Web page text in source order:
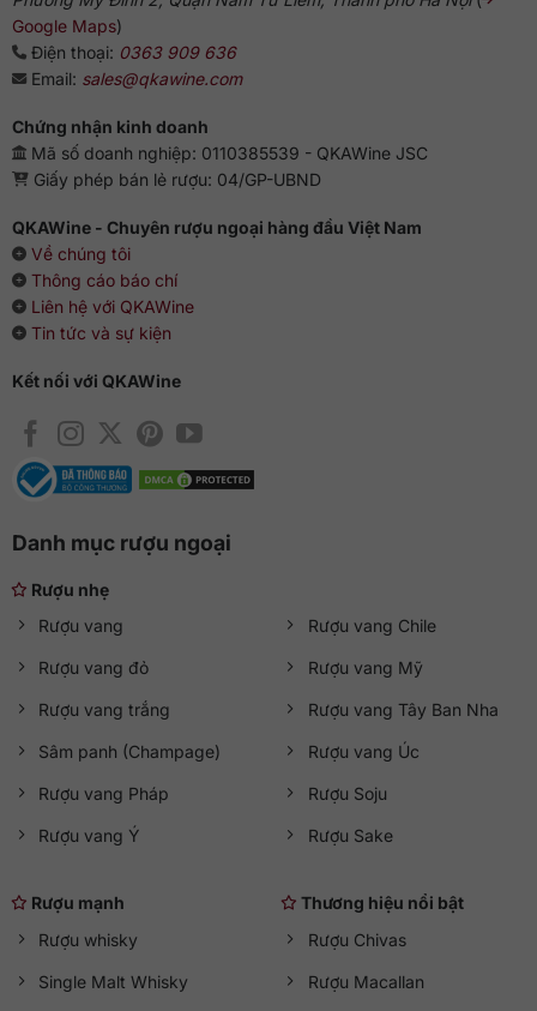
Google Maps)
Điện thoại: 0363 909 636
Email: sales@qkawine.com
Chứng nhận kinh doanh
Mã số doanh nghiệp: 0110385539 - QKAWine JSC
Giấy phép bán lẻ rượu: 04/GP-UBND
QKAWine - Chuyên rượu ngoại hàng đầu Việt Nam
Về chúng tôi
Thông cáo báo chí
Liên hệ với QKAWine
Tin tức và sự kiện
Kết nối với QKAWine
Danh mục rượu ngoại
Rượu nhẹ
Rượu vang
Rượu vang đỏ
Rượu vang trắng
Sâm panh (Champage)
Rượu vang Pháp
Rượu vang Ý
Rượu vang Chile
Rượu vang Mỹ
Rượu vang Tây Ban Nha
Rượu vang Úc
Rượu Soju
Rượu Sake
Rượu mạnh
Rượu whisky
Single Malt Whisky
Thương hiệu nổi bật
Rượu Chivas
Rượu Macallan